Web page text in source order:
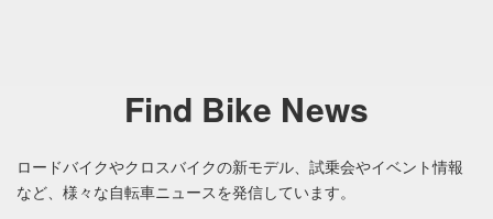
Find Bike News
ロードバイクやクロスバイクの新モデル、試乗会やイベント情報
など、様々な自転車ニュースを発信しています。